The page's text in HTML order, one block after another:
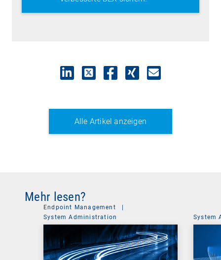
Alle Artikel anzeigen
Mehr lesen?
Endpoint Management
|
System Administration
System